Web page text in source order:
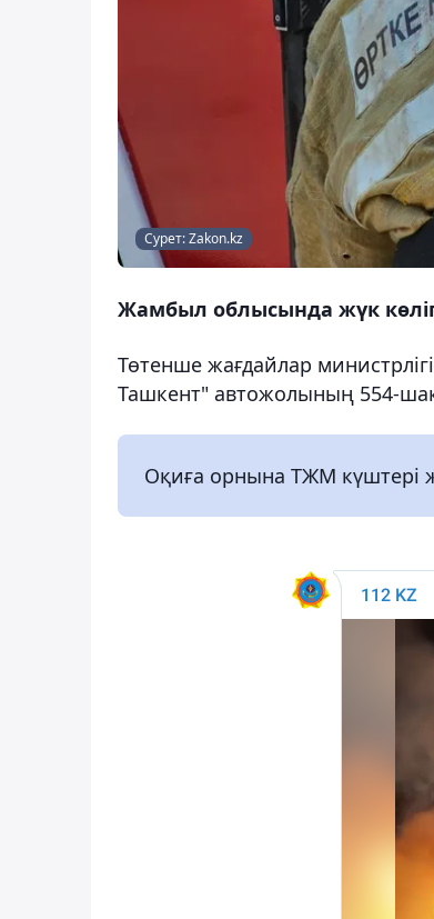
Сурет: Zakon.kz
Жамбыл облысында жүк
Төтенше жағдайлар
Ташкент" автожолының 554-
Оқиға орнына ТЖМ күштері